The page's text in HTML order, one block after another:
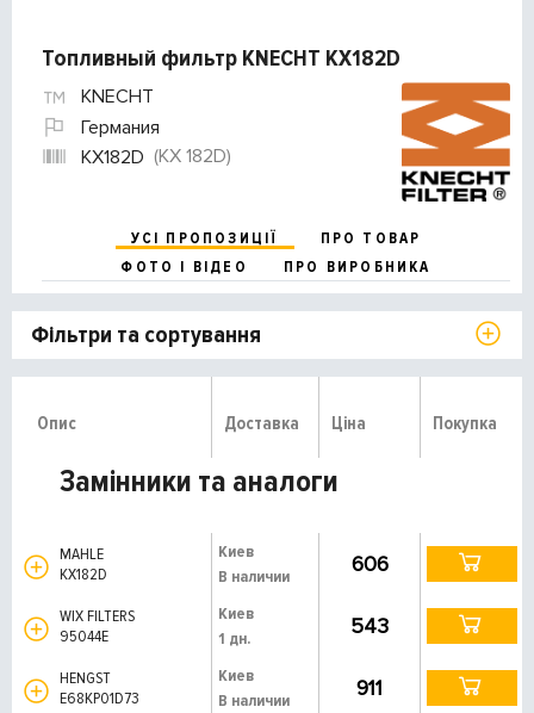
Топливный фильтр KNECHT KX182D
KNECHT
Германия
KX182D (KX 182D)
УСІ ПРОПОЗИЦІЇ
ПРО ТОВАР
ФОТО І ВІДЕО
ПРО ВИРОБНИКА
Фільтри та сортування
Опис Доставка Ціна Покупка
Замінники та аналоги
MAHLE
KX182D
Киев
В наличии
606
WIX FILTERS
95044E
Киев
1 дн.
543
HENGST
E68KP01D73
Киев
В наличии
911